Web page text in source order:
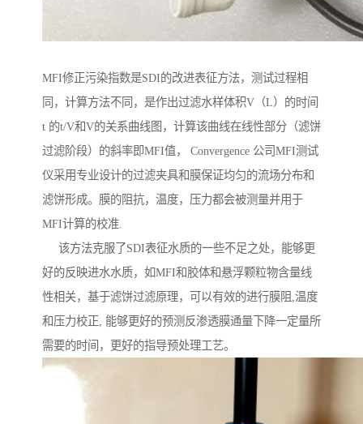
MFI修正污染指数是SDI的改进表征方法，测试过程相
同，计算方法不同，是作出过滤水样体积V（L）的时间
t 的t/V和V的关系曲线图，计算该曲线在线性部分（滤饼
过滤阶段）的斜率即MFI值， Convergence 公司MFI测试
仪采用专业设计的过滤夹具和膜保证均匀的流场分布和
滤饼形成。膜的阻抗，温度，压力都会被测量并用于
MFI计算的校准.
该方法克服了SDI表征水质的一些不足之处，能够更
好的反映进水水质，如MFI和胶体和悬浮颗粒物含量线
性相关，基于滤饼过滤原理，可以有效的进行膜阻,温度
和压力校正, 能够更好的预测反渗透膜通量下降一定量所
需要的时间，更好的指导预处理工艺。